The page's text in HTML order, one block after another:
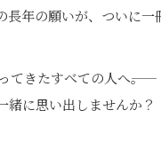
年の願いが、ついに一
きたすべての人へ――。
緒に思い出しませんか？